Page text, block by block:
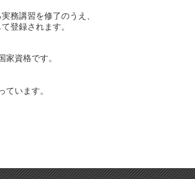
務講習を修了のうえ、
登録されます。
資格です。
います。